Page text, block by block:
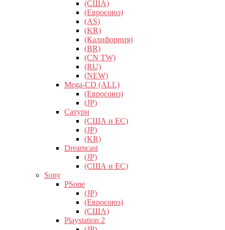
(США)
(Евросоюз)
(AS)
(KR)
(Калифорния)
(BR)
(CN TW)
(RU)
(NEW)
Mega-CD (ALL)
(Евросоюз)
(JP)
Сатурн
(США и ЕС)
(JP)
(KR)
Dreamcast
(JP)
(США и ЕС)
Sony
PSone
(JP)
(Евросоюз)
(США)
Playstation 2